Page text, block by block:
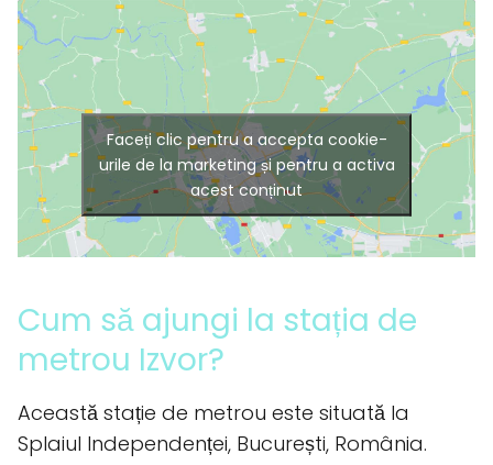
Faceți clic pentru a accepta cookie-
urile de la marketing și pentru a activa
acest conținut
Cum să ajungi la stația de
metrou Izvor?
Această stație de metrou este situată la
Splaiul Independenței, București, România.